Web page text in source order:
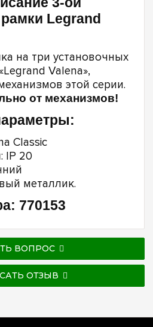
Legrand
на три установочных
Valena»,
этой серии.
от механизмов!
Classic
IP 20
металлик.
770153
ВОПРОС
ОТЗЫВ